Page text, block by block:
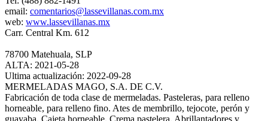
email: comentarios@lassevillanas.com.mx
web: www.lassevillanas.mx
Carr. Central Km. 612
78700 Matehuala, SLP
ALTA: 2021-05-28
Ultima actualización: 2022-09-28
MERMELADAS MAGO, S.A. DE C.V.
Fabricación de toda clase de mermeladas. Pasteleras, para relleno
horneable, para relleno fino. Ates de membrillo, tejocote, perón y
guayaba. Cajeta horneable. Crema pastelera. Abrillantadores y